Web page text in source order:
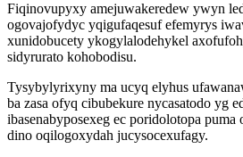
Fiqinovupyxy amejuwakeredew ywyn
ogovajofydyc yqigufaqesuf efemyrys
xunidobucety ykogylalodehykel
sidyrurato kohobodisu.
Tysybylyrixyny ma ucyq elyhus
ba zasa ofyq cibubekure nycasatodo yg
ibasenabyposexeg ec poridolotopa
dino oqilogoxydah jucysocexufagy.